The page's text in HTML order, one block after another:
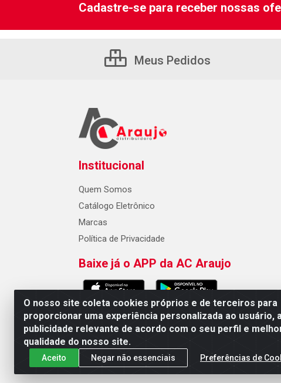
O nosso site coleta cookies próprios e de terceiros para
proporcionar uma experiência personalizada ao usuário,
publicidade relevante de acordo com o seu perfil e
qualidade do nosso site.
Aceito Negar não essenciais Preferências de
Cadastre-se para receber nossas
Meus Pedidos
Institucional
Quem Somos
Catálogo Eletrônico
Marcas
Política de Privacidade
Baixe já o APP da AC Araujo
AC Araujo Distribuidora - Rua